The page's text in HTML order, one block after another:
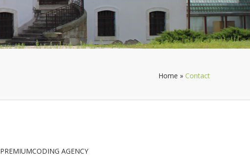
Home » Contact
PREMIUMCODING AGENCY